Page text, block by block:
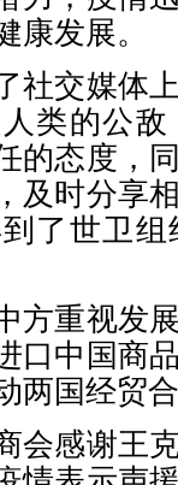
康发展。
交媒体上
类的公
的态度，
及时分享
了世卫
重视发展
口中国商
两国经贸
感谢王克